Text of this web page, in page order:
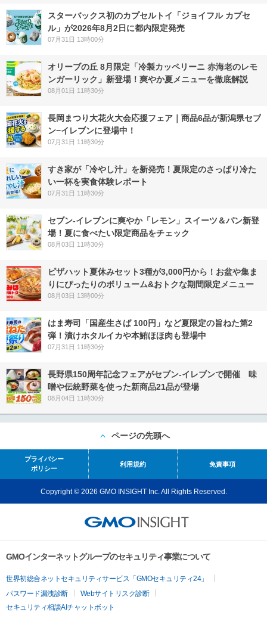
スターバックス初のカプセルトイ「ジョイフル カプセ
ル」が2026年8月2日に都内限定発売
07月31日 13時00分
オリーブの丘 8月限定「冷製カッペリーニ 赤海老のレモ
ンガーリック」新登場！爽やか夏メニューを徹底解説
08月01日 11時30分
長岡まつり大花火大会応援フェア｜商品6品が新潟県セブ
ン−イレブンに登場中！
07月31日 11時30分
すき家が「冷やし汁」を新発売！夏限定のさっぱり冷た
い一杯を実食体験レポート
07月31日 11時30分
セブン‐イレブンに爽やか「レモン」スイーツ＆パン新登
場！夏に食べたい限定商品をチェック
08月03日 11時30分
ピザハット夏休みセット3種が3,000円から！お盆や集ま
りにぴったりのボリューム&おトクな期間限定メニュー
08月03日 13時00分
はま寿司「国産生さば 100円」など夏限定の旨ねた第2
弾！漬けホタルイカや本鮪ほほ肉も登場中
07月31日 11時30分
長野県150周年記念フェアがセブン-イレブンで開催 味
噌や伝統野菜を使った新商品21品が登場
08月04日 11時30分
ページの先頭へ
プライバシー
ポリシー
利用規約 免責事項
Copyright © 2026 GMO INSIGHT Inc. All Rights Reserved.
GMOインターネットグループのセキュリティ事業について
世界初総合ネットセキュリティサービス「GMOセキュリティ24」
パスワード漏洩診断
Webサイトリスク診断
セキュリティ相談AIチャットボット